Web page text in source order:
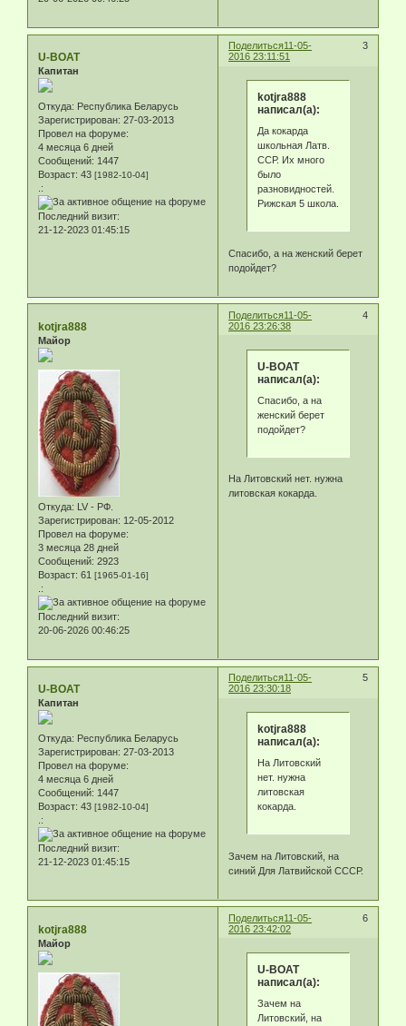
Поделиться 3
11-05-
2016 23:11:51
U-BOAT
Капитан
Откуда: Республика Беларусь
Зарегистрирован: 27-03-2013
Провел на форуме:
4 месяца 6 дней
Сообщений: 1447
Возраст: 43 [1982-10-04]
.:
Последний визит:
21-12-2023 01:45:15
kotjra888
написал(а):
Да кокарда
школьная Латв.
ССР. Их много
было
разновидностей.
Рижская 5 школа.
Спасибо, а на женский берет
подойдет?
Поделиться 4
11-05-
2016 23:26:38
kotjra888
Майор
Откуда: LV - РФ.
Зарегистрирован: 12-05-2012
Провел на форуме:
3 месяца 28 дней
Сообщений: 2923
Возраст: 61 [1965-01-16]
.:
Последний визит:
20-06-2026 00:46:25
U-BOAT
написал(а):
Спасибо, а на
женский берет
подойдет?
На Литовский нет. нужна
литовская кокарда.
Поделиться 5
11-05-
2016 23:30:18
U-BOAT
Капитан
Откуда: Республика Беларусь
Зарегистрирован: 27-03-2013
Провел на форуме:
4 месяца 6 дней
Сообщений: 1447
Возраст: 43 [1982-10-04]
.:
Последний визит:
21-12-2023 01:45:15
kotjra888
написал(а):
На Литовский
нет. нужна
литовская
кокарда.
Зачем на Литовский, на
синий Для Латвийской СССР.
Поделиться 6
11-05-
2016 23:42:02
kotjra888
Майор
U-BOAT
написал(а):
Зачем на
Литовский, на